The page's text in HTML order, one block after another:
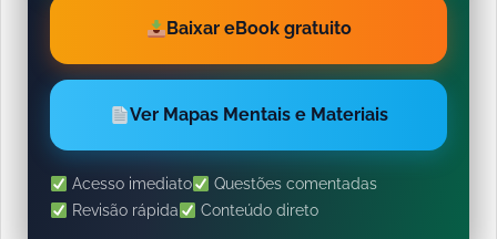
Baixar eBook gratuito
Ver Mapas Mentais e Materiais
Acesso imediato
Questões comentadas
Revisão rápida
Conteúdo direto